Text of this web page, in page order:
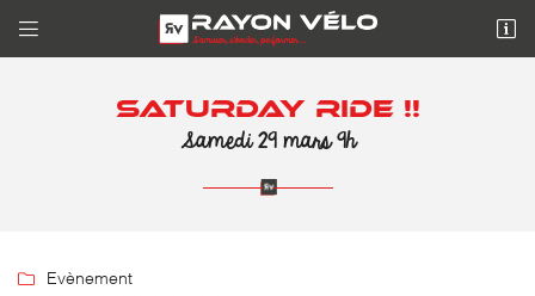
 
10 Avenue de l'Europe
01 39 90 01 42SATURDAY RIDE !!
Samedi 29 mars 9h

Evènement